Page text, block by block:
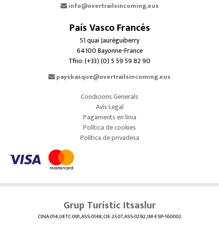
info@overtrailsincoming.eus
País Vasco Francés
51 quai Jauréguiberry
64100 Bayonne-France
Tfno: (+33) (0) 5 59 59 82 90
paysbasque@overtrailsincoming.eus
Condicions Generals
Avís Legal
Pagaments en línia
Política de cookies
Política de privadesa
Grup Turístic Itsaslur
CINA:014, UETC:091, ASS:0148, CIE:2507, ASS:0292, IM-ESP-160002